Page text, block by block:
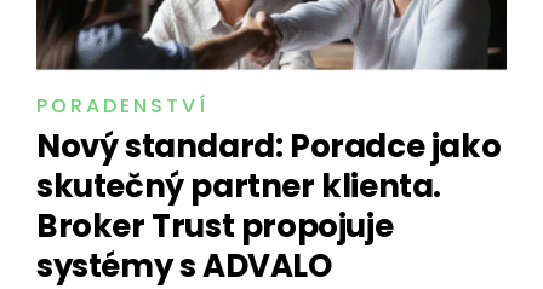
PORADENSTVÍ
Nový standard: Poradce jako
skutečný partner klienta.
Broker Trust propojuje
systémy s ADVALO